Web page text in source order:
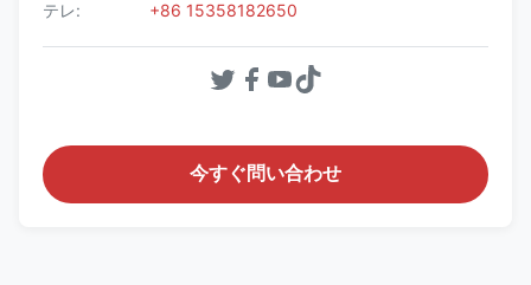
テレ:
+86 15358182650
今すぐ問い合わせ